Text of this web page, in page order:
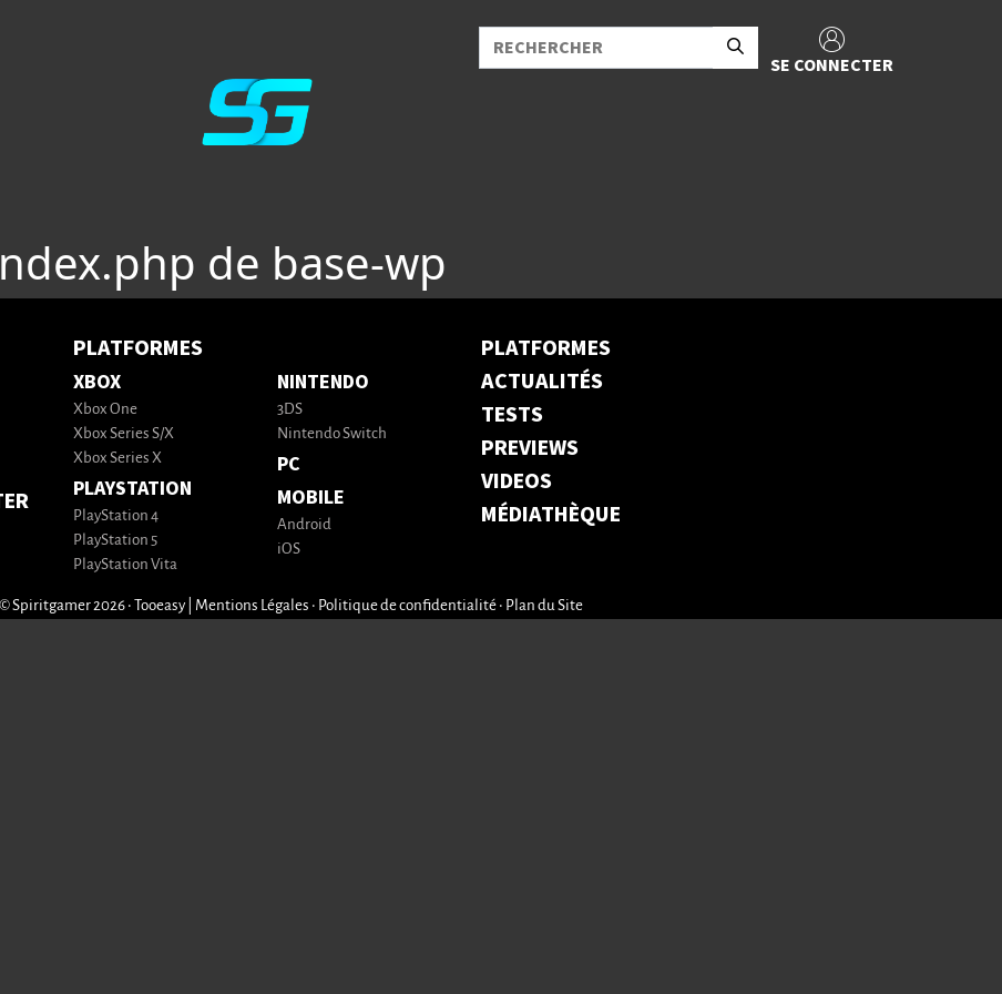
SE CONNECTER
de base-wp
PLATFORMES
XBOX
Xbox One
Xbox Series S/X
Xbox Series X
PLAYSTATION
PlayStation 4
PlayStation 5
PlayStation Vita
NINTENDO
3DS
Nintendo Switch
PC
MOBILE
Android
iOS
PLATFORMES
ACTUALITÉS
TESTS
PREVIEWS
VIDEOS
MÉDIATHÈQUE
Spiritgamer 2026 • Tooeasy Mentions Légales • Politique de confidentialité• Plan du Site